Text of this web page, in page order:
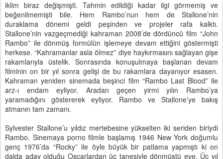
iklim biraz değişmişti. Tahmin edildiği kadar ilgi görmemiş ve
beğenilmemişti bile. Hem Rambo’nun hem de Stallone’nin
duraklama dönemi geldi peşinden ve projeler rafa kalktı.
Stallone’nin vazgeçmediği kahraman 2008’de dördüncü film “John
Rambo” ile dönmüş formülün işlemeye devam ettiğini göstermişti
herkese. “Kahramanlar asla ölmez” diye haykırmasını sağlayan gişe
rakamlarıyla üstelik. Sonrasında konuşulmaya başlanan devam
filminin on bir yıl sonra gelişi de bu rakamlara dayanıyor esasen.
Kahraman yeniden sinemada beşinci film “Rambo Last Blood” ile
arz-ı endam eyliyor. Aradan geçen yirmi yılın Rambo’ya
yaramadığını göstererek eyliyor. Rambo ve Stallone’ye bakış
atmanın tam zamanı.
Sylvester Stallone’u yıldız mertebesine yükselten iki seriden biriydi
Rambo. Sinemaya porno filmle başlamış 1946 New York doğumlu
genç 1976’da “Rocky” ile öyle büyük bir patlama yapmıştı ki on
dalda aday olduğu Oscarlardan üç tanesiyle dönmüştü eve. Üç yıl